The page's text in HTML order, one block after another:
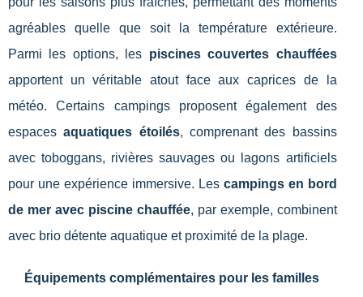
agréables quelle que soit la température extérieure.
Parmi les options, les piscines couvertes chauffées
apportent un véritable atout face aux caprices de la
météo. Certains campings proposent également des
espacesaquatiques étoilés, comprenant des bassins
avec toboggans, rivières sauvages ou lagons artificiels
pour une expérience immersive. Les campings en bord
de mer avec piscine chauffée, par exemple, combinent
avec brio détente aquatique et proximité de la plage.
Équipements complémentaires pour les familles